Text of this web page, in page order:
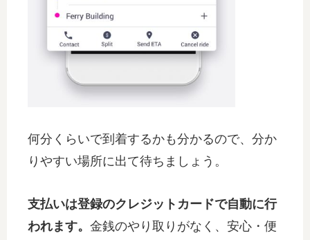
何分くらいで到着するかも分かるので、分か
りやすい場所に出て待ちましょう。
支払いは登録のクレジットカードで自動に行
われます。 金銭のやり取りがなく、安心・便